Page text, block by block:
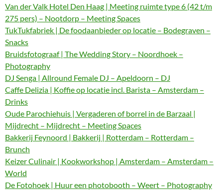
Van der Valk Hotel Den Haag | Meeting ruimte type 6 (42 t/m
275 pers) – Nootdorp – Meeting Spaces
TukTukfabriek | De foodaanbieder op locatie – Bodegraven –
Snacks
Bruidsfotograaf | The Wedding Story – Noordhoek –
Photography
DJ Senga | Allround Female DJ – Apeldoorn – DJ
Caffe Delizia | Koffie op locatie incl. Barista – Amsterdam –
Drinks
Oude Parochiehuis | Vergaderen of borrel in de Barzaal |
Mijdrecht – Mijdrecht – Meeting Spaces
Bakkerij Feynoord | Bakkerij | Rotterdam – Rotterdam –
Brunch
Keizer Culinair | Kookworkshop | Amsterdam – Amsterdam –
World
De Fotohoek | Huur een photobooth – Weert – Photography